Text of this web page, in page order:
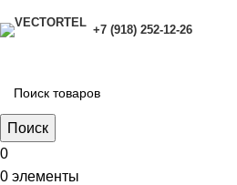
+7 (918) 252-12-26
Поиск
0
0 элементы